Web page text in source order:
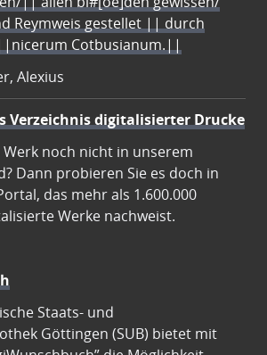
Reymweis gestellet || durch
Cotbusianum.||
Alexius
Verzeichnis digitalisierter Drucke
noch nicht in unserem
Dann probieren Sie es doch in
das mehr als 1.600.000
Werke nachweist.
Staats- und
Göttingen (SUB) bietet mit